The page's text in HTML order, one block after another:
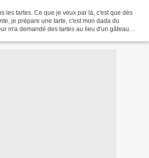
les tartes. Ce que je veux par là, c'est que dès
je prépare une tarte, c'est mon dada du
m'a demandé des tartes au lieu d'un gâteau